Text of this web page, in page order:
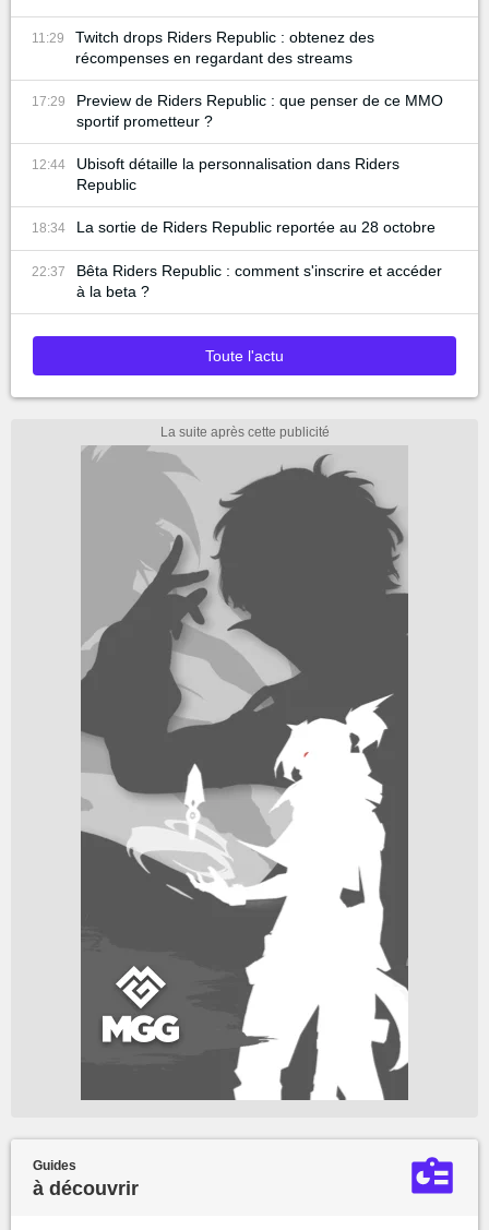
11:29
Twitch drops Riders Republic : obtenez des
récompenses en regardant des streams
17:29
Preview de Riders Republic : que penser de ce MMO
sportif prometteur ?
12:44
Ubisoft détaille la personnalisation dans Riders
Republic
18:34 La sortie de Riders Republic reportée au 28 octobre
22:37
Bêta Riders Republic : comment s'inscrire et accéder
à la beta ?
Toute l'actu
Guides
à découvrir